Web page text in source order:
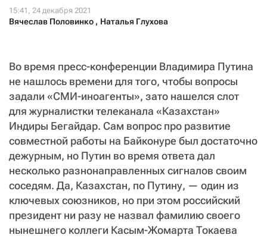
Вячеслав Половинко , Наталья Глухова
Во время пресс-конференции Владимира Путина
не нашлось времени для того, чтобы вопросы
задали «СМИ-иноагенты», зато нашелся слот
для журналистки телеканала «Казахстан»
Индиры Бегайдар. Сам вопрос про развитие
совместной работы на Байконуре был достаточно
дежурным, но Путин во время ответа дал
несколько разнонаправленных сигналов своим
соседям. Да, Казахстан, по Путину, — один из
ключевых союзников, но при этом российский
президент ни разу не назвал фамилию своего
нынешнего коллеги Касым-Жомарта Токаева
я принимаю условия и подтверждаю свое гражданство РФ
СТАТЬ СОУЧАСТНИКОМ
ПОДЕЛИТЬСЯ С ДРУЗЬЯМИ
Если у вас есть вопросы, пишите donate@novayagazeta.ruили
звоните:
+7 (929) 612-03-68